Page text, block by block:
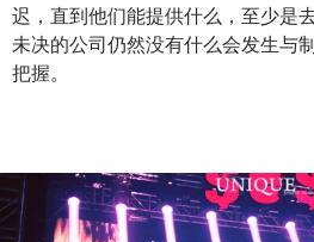
迟，直到他们能提供什么，至少是
未决的公司仍然没有什么会发生与
把握。